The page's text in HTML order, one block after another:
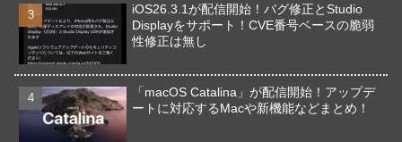
iOS26.3.1が配信開始！バグ修正とStudio
Displayをサポート！CVE番号ベースの脆弱
性修正は無し
「macOS Catalina」が配信開始！アップデ
ートに対応するMacや新機能などまとめ！